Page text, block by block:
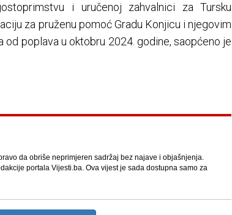
i uručenoj zahvalnici za Tursku
za pruženu pomoć Gradu Konjicu i njegovim
poplava u oktobru 2024. godine, saopćeno je
da obriše neprimjeren sadržaj bez najave i objašnjenja.
portala Vijesti.ba. Ova vijest je sada dostupna samo za